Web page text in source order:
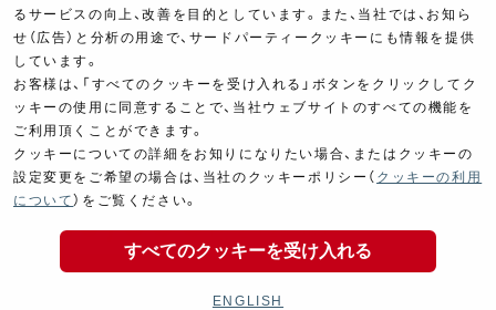
23,600(税込￥25,960)
イベントスケジュール
ツーリングブレイクタイム
製品ポスター
Copyright ©YOSHIMURA JAPAN Co,Ltd. All Rights
るサービスの向上、改善を目的としています。また、当社では、お知ら
せ（広告）と分析の用途で、サードパーティークッキーにも情報を提供
しています。
お客様は、「すべてのクッキーを受け入れる」ボタンをクリックしてク
ッキーの使用に同意することで、当社ウェブサイトのすべての機能を
ご利用頂くことができます。
クッキーについての詳細をお知りになりたい場合、またはクッキーの
設定変更をご希望の場合は、当社のクッキーポリシー（ クッキーの利用
について ）をご覧ください。
すべてのクッキーを受け入れる
ENGLISH